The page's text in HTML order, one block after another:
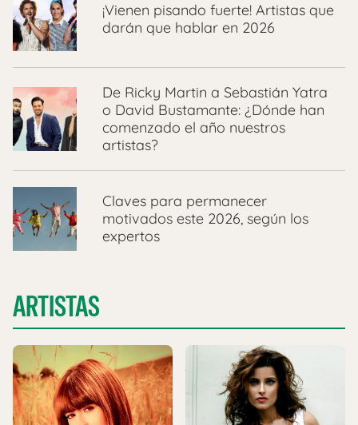
¡Vienen pisando fuerte! Artistas que
darán que hablar en 2026
De Ricky Martin a Sebastián Yatra
o David Bustamante: ¿Dónde han
comenzado el año nuestros
artistas?
Claves para permanecer
motivados este 2026, según los
expertos
ARTISTAS